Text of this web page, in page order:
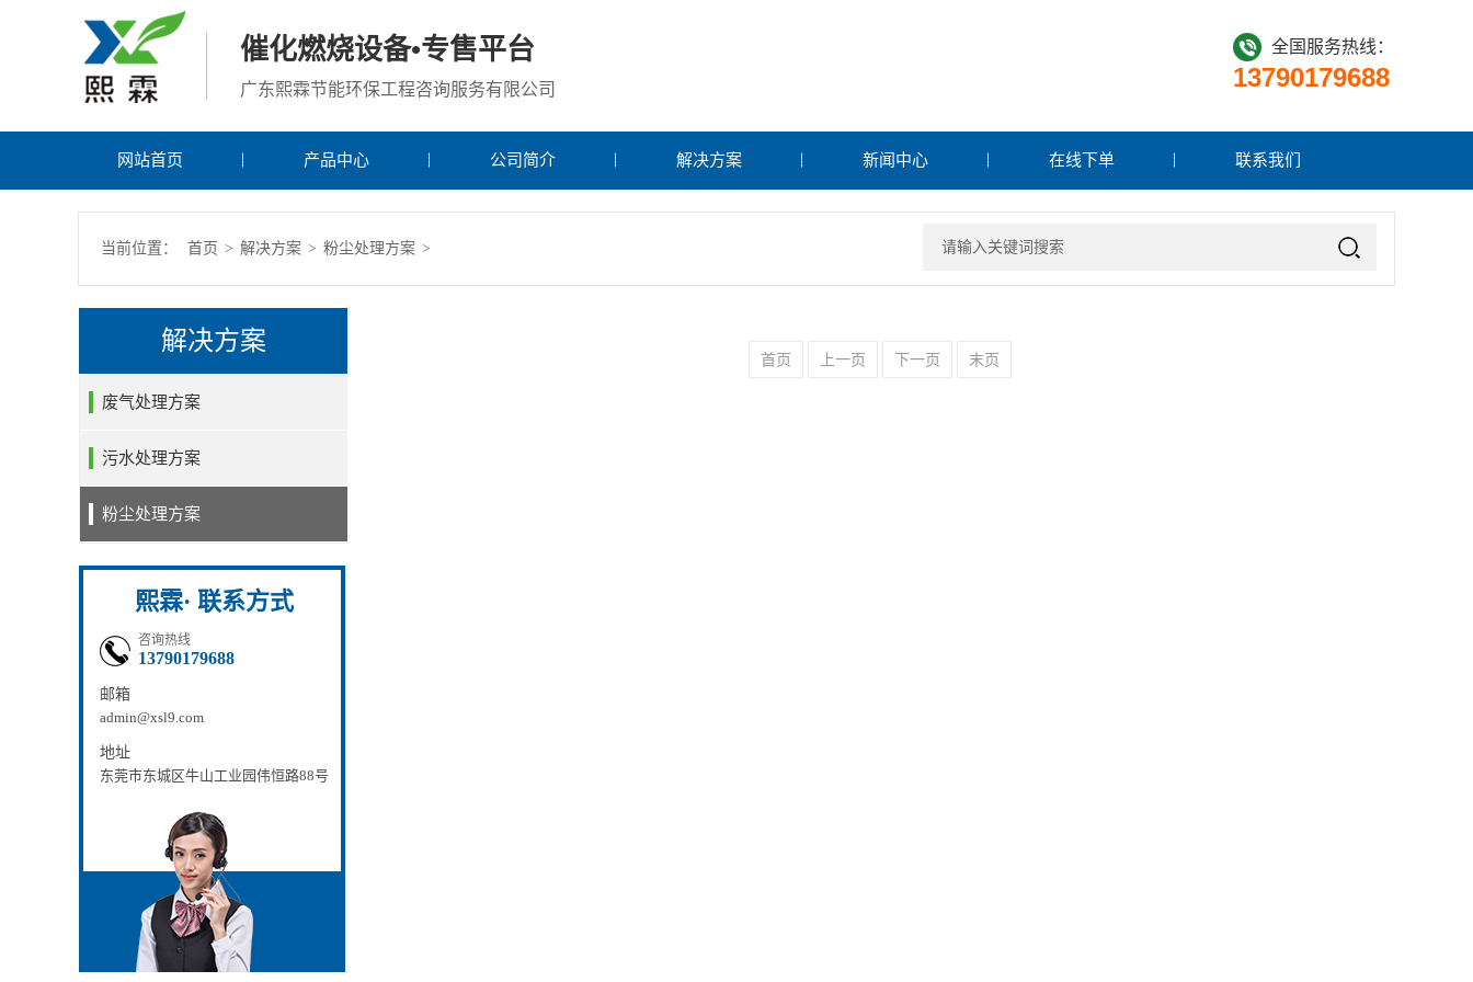
催化燃烧设备•专售平台
广东熙霖节能环保工程咨询服务有限公司
全国服务热线：
13790179688
网站首页 产品中心 公司简介 解决方案 新闻中心 在线下单 联系我们
当前位置： 首页 > 解决方案 > 粉尘处理方案 >
首页 上一页 下一页 末页
解决方案
废气处理方案
污水处理方案
粉尘处理方案
熙霖· 联系方式
咨询热线
13790179688
邮箱
admin@xsl9.com
地址
东莞市东城区牛山工业园伟恒路88号